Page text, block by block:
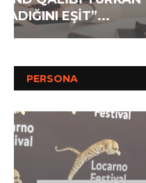
OLMA”NIN
PERSONA